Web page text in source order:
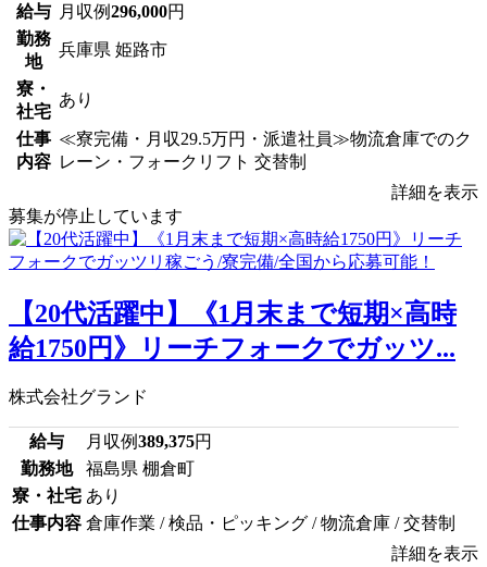
給与 月収例296,000円
勤務
地
兵庫県 姫路市
寮・
社宅
あり
仕事
内容
≪寮完備・月収29.5万円・派遣社員≫物流倉庫でのク
レーン・フォークリフト 交替制
詳細を表示
募集が停止しています
【20代活躍中】《1月末まで短期×高時
給1750円》リーチフォークでガッツ...
株式会社グランド
給与 月収例389,375円
勤務地
福島県 棚倉町
寮・社宅 あり
仕事内容 倉庫作業 / 検品・ピッキング / 物流倉庫 / 交替制
詳細を表示